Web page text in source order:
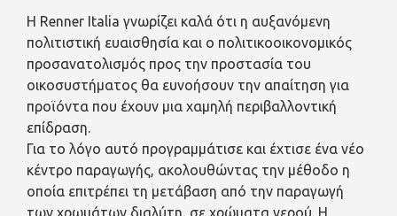
Η Renner Italia γνωρίζει καλά ότι η αυξανόμενη
πολιτιστική ευαισθησία και ο πολιτικοοικονομικός
προσανατολισμός προς την προστασία του
οικοσυστήματος θα ευνοήσουν την απαίτηση για
προϊόντα που έχουν μια χαμηλή περιβαλλοντική
επίδραση.
Για το λόγο αυτό προγραμμάτισε και έχτισε ένα νέο
κέντρο παραγωγής, ακολουθώντας την μέθοδο η
οποία επιτρέπει τη μετάβαση από την παραγωγή
των χρωμάτων διαλύτη, σε χρώματα νερού. Η